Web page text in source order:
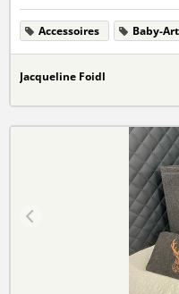
Accessoires Baby-
Jacqueline Foidl